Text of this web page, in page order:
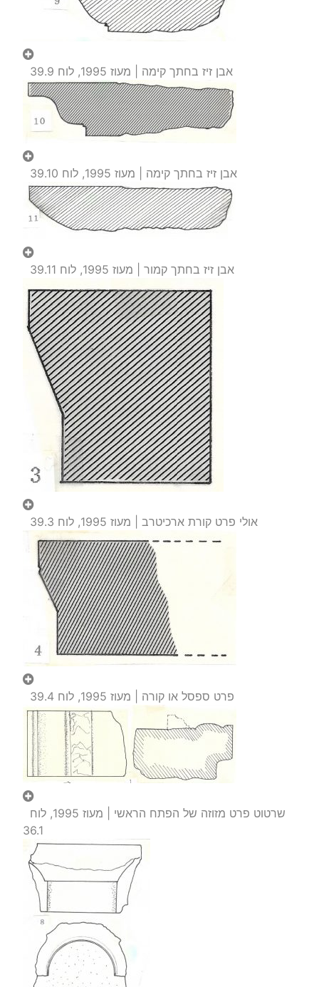
אבן זיז בחתך קימה | מעוז 1995, לוח 39.9
אבן זיז בחתך קימה | מעוז 1995, לוח 39.10
אבן זיז בחתך קמור | מעוז 1995, לוח 39.11
אולי פרט קורת ארכיטרב | מעוז 1995, לוח 39.3
פרט ספסל או קורה | מעוז 1995, לוח 39.4
שרטוט פרט מזוזה של הפתח הראשי | מעוז 1995, לוח
36.1